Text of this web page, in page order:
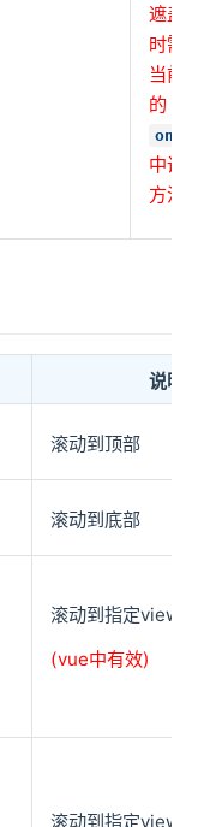
遮盖，
时需要
当前页
的
中调用
方法）
说明
滚动到顶部
滚动到底部
滚动到指定view
(vue中有效)
滚动到指定view